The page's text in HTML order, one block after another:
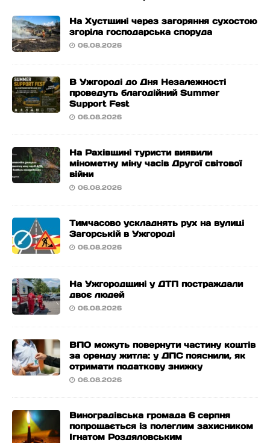
На Хустщині через загоряння сухостою
згоріла господарська споруда
06.08.2026
В Ужгороді до Дня Незалежності
проведуть благодійний Summer
Support Fest
06.08.2026
На Рахівщині туристи виявили
мінометну міну часів Другої світової
війни
06.08.2026
Тимчасово ускладнять рух на вулиці
Загорській в Ужгороді
06.08.2026
На Ужгородщині у ДТП постраждали
двоє людей
06.08.2026
ВПО можуть повернути частину коштів
за оренду житла: у ДПС пояснили, як
отримати податкову знижку
06.08.2026
Виноградівська громада 6 серпня
попрощається із полеглим захисником
Ігнатом Роздяловським